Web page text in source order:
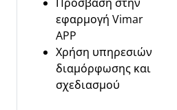
εφαρμογή Vimar
APP
Χρήση υπηρεσιών
διαμόρφωσης και
σχεδιασμού